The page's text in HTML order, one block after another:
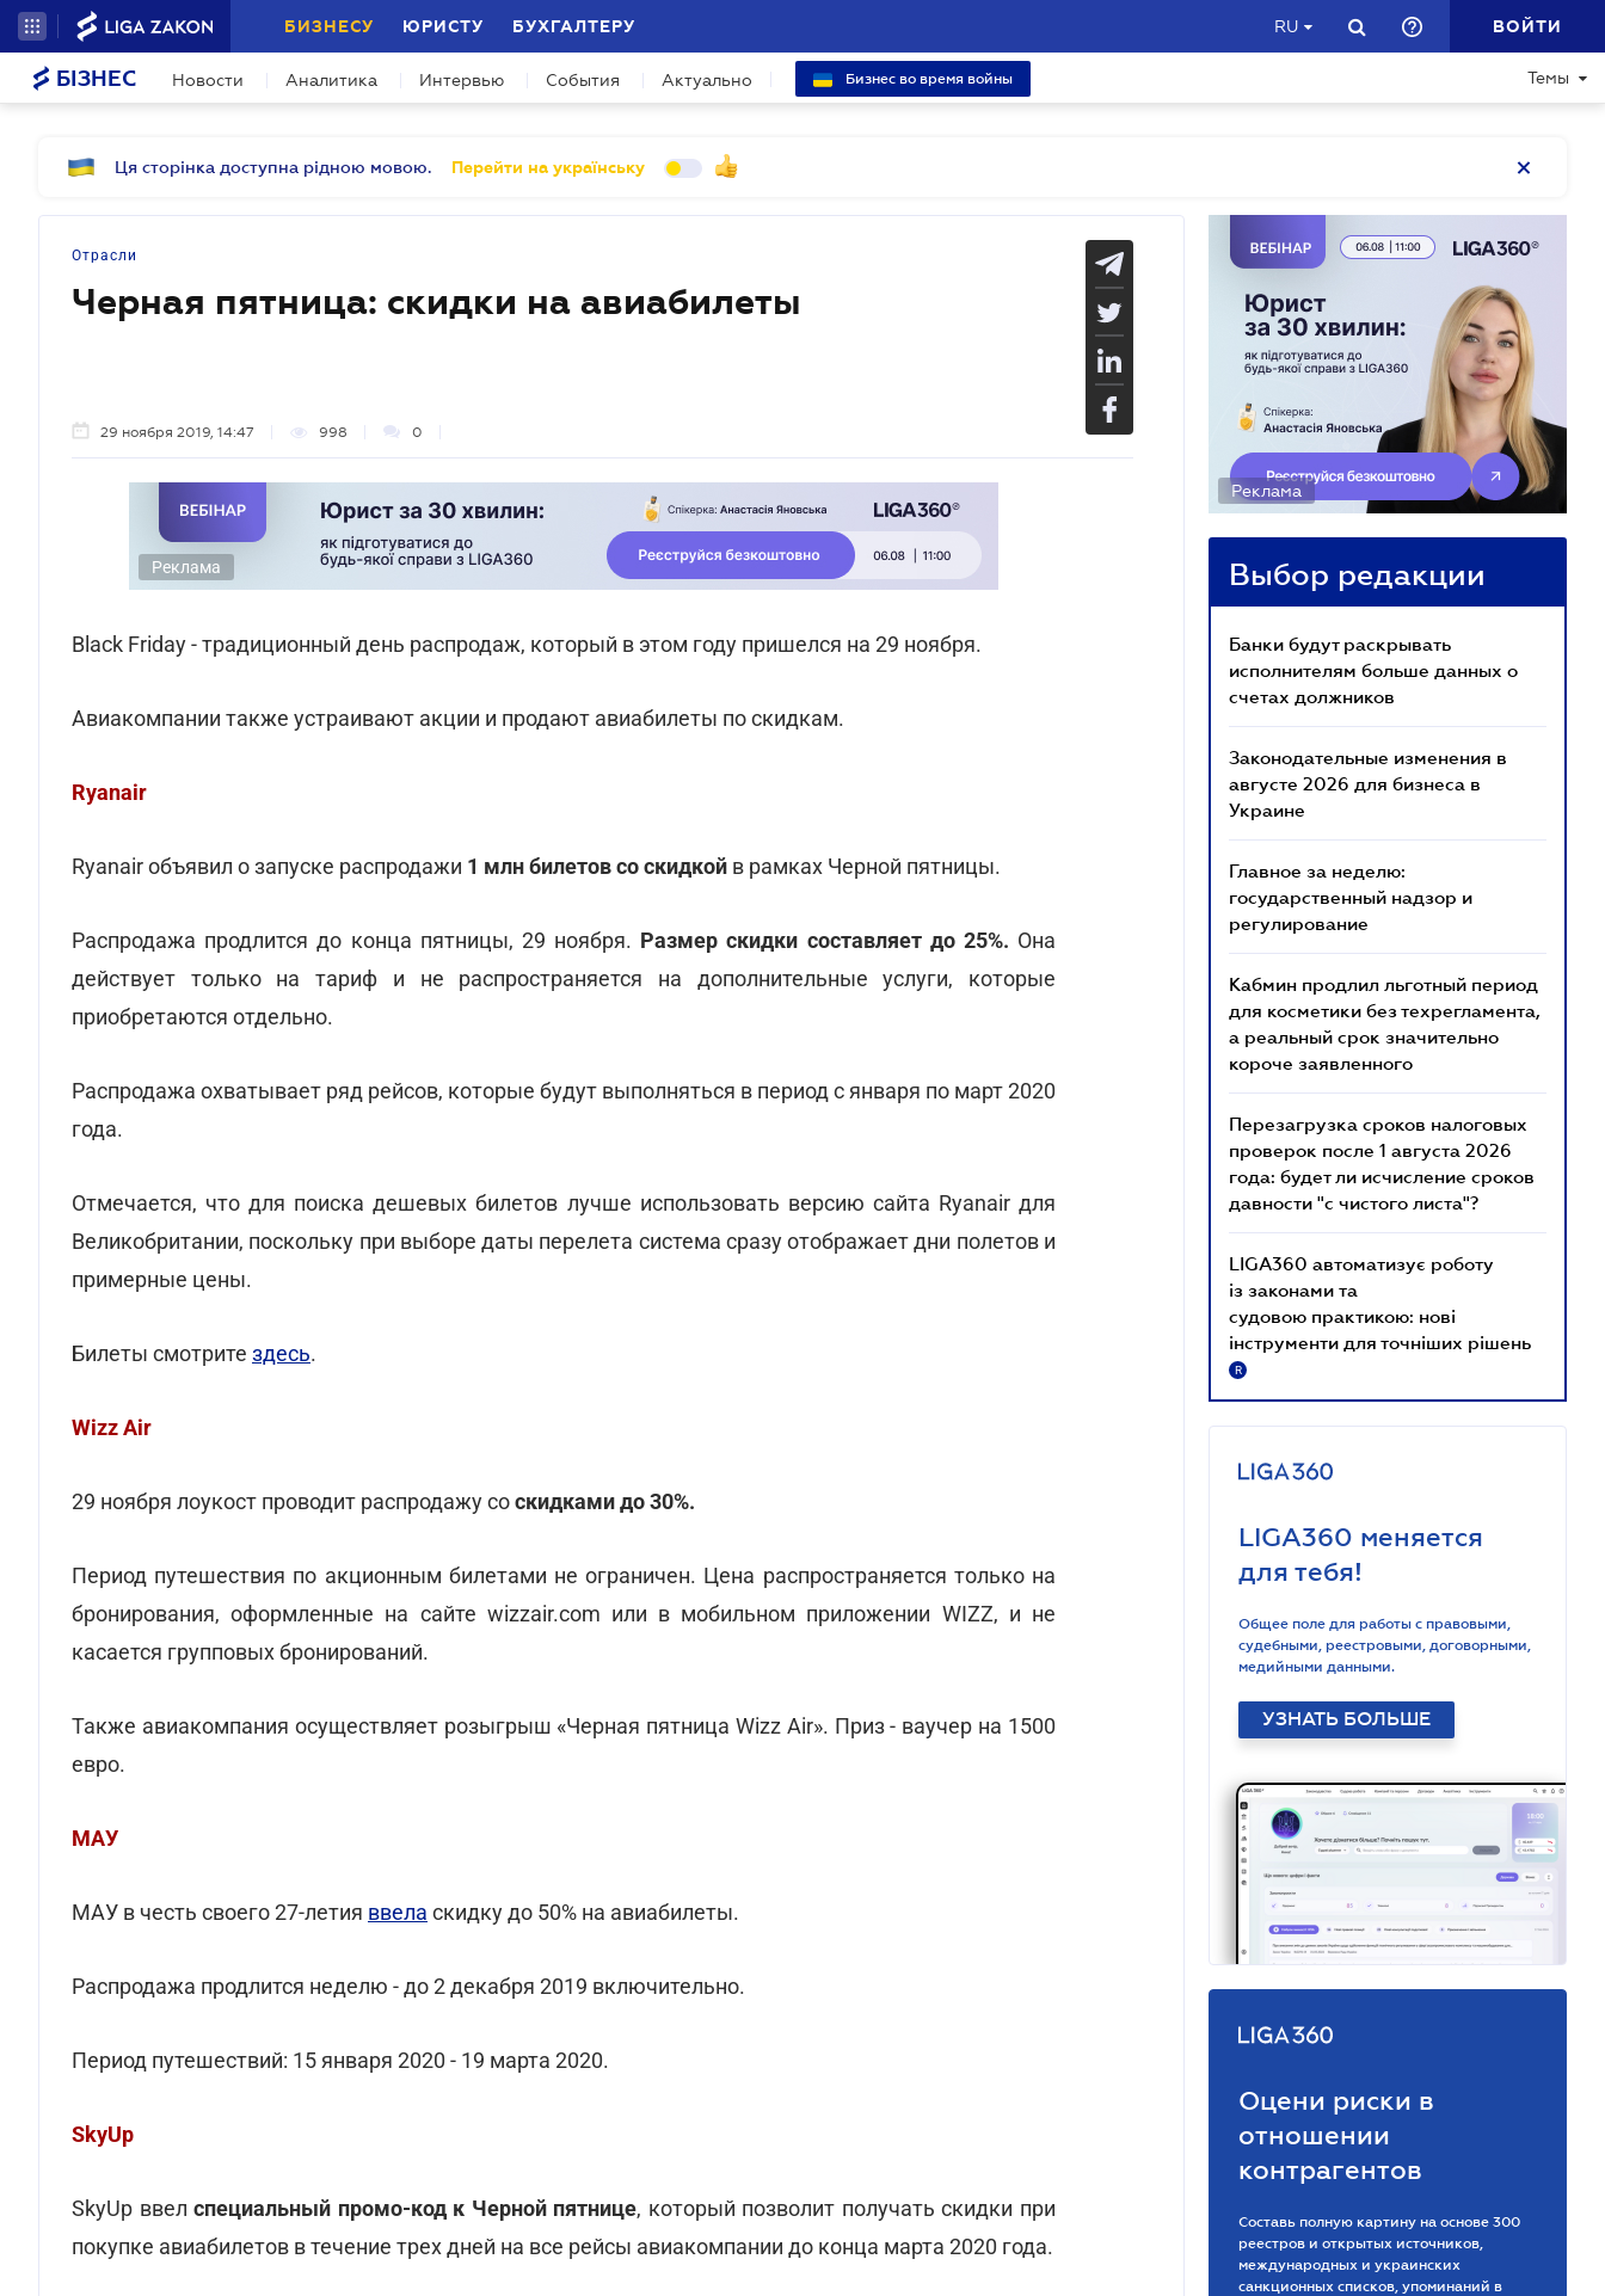
БИЗНЕСУ ЮРИСТУ БУХГАЛТЕРУ RU ВОЙТИ
БІЗНЕС Новости Аналитика Интервью События Актуально Бизнес во время войны Темы
Ця сторінка доступна рідною мовою. Перейти на українську
Отрасли
Черная пятница: скидки на авиабилеты
29 ноября 2019, 14:47 998 0
Реклама
Black Friday - традиционный день распродаж, который в этом году пришелся на 29 ноября.
Авиакомпании также устраивают акции и продают авиабилеты по скидкам.
Ryanair
Ryanair объявил о запуске распродажи 1 млн билетов со скидкой в рамках Черной пятницы.
Распродажа продлится до конца пятницы, 29 ноября. Размер скидки составляет до 25%. Она
действует только на тариф и не распространяется на дополнительные услуги, которые
приобретаются отдельно.
Распродажа охватывает ряд рейсов, которые будут выполняться в период с января по март 2020
года.
Отмечается, что для поиска дешевых билетов лучше использовать версию сайта Ryanair для
Великобритании, поскольку при выборе даты перелета система сразу отображает дни полетов и
примерные цены.
Билеты смотрите здесь.
Wizz Air
29 ноября лоукост проводит распродажу соскидками до 30%.
Период путешествия по акционным билетами не ограничен. Цена распространяется только на
бронирования, оформленные на сайте wizzair.com или в мобильном приложении WIZZ, и не
касается групповых бронирований.
Также авиакомпания осуществляет розыгрыш «Черная пятница Wizz Air». Приз - ваучер на 1500
евро.
МАУ
МАУ в честь своего 27-летия ввела скидку до 50% на авиабилеты.
Распродажа продлится неделю - до 2 декабря 2019 включительно.
Период путешествий: 15 января 2020 - 19 марта 2020.
SkyUp
SkyUp ввел специальный промо-код к Черной пятнице, который позволит получать скидки при
покупке авиабилетов в течение трех дней на все рейсы авиакомпании до конца марта 2020 года.
Реклама
Выбор редакции
Банки будут раскрывать
исполнителям больше данных о
счетах должников
Законодательные изменения в
августе 2026 для бизнеса в
Украине
Главное за неделю:
государственный надзор и
регулирование
Кабмин продлил льготный период
для косметики без техрегламента,
а реальный срок значительно
короче заявленного
Перезагрузка сроков налоговых
проверок после 1 августа 2026
года: будет ли исчисление сроков
давности "с чистого листа"?
LIGA360 автоматизує роботу
із законами та
судовою практикою: нові
інструменти для точніших рішень
R
LIGA360 меняется
для тебя!
Общее поле для работы с правовыми,
судебными, реестровыми, договорными,
медийными данными.
УЗНАТЬ БОЛЬШЕ
Оцени риски в
отношении
контрагентов
Составь полную картину на основе 300
реестров и открытых источников,
международных и украинских
санкционных списков, упоминаний в